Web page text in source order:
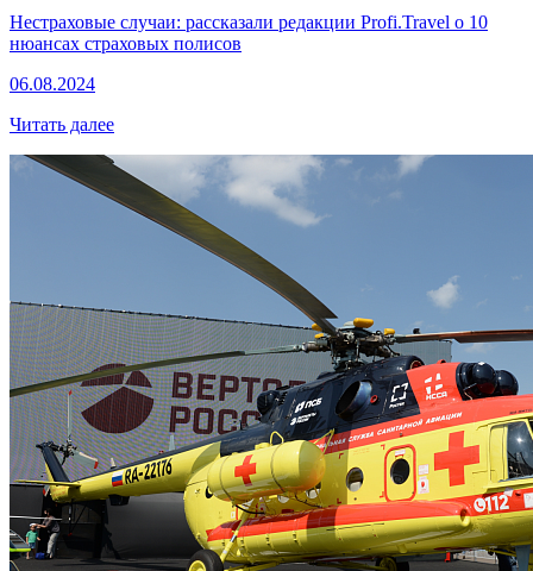
Нестраховые случаи: рассказали редакции Profi.Travel о 10
нюансах страховых полисов
06.08.2024
Читать далее